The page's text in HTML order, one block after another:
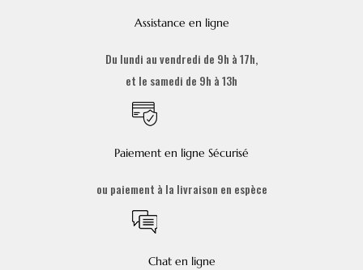
Assistance en ligne
Du lundi au vendredi de 9h à 17h,
et le samedi de 9h à 13h
Paiement en ligne Sécurisé
ou paiement à la livraison en espèce
Chat en ligne